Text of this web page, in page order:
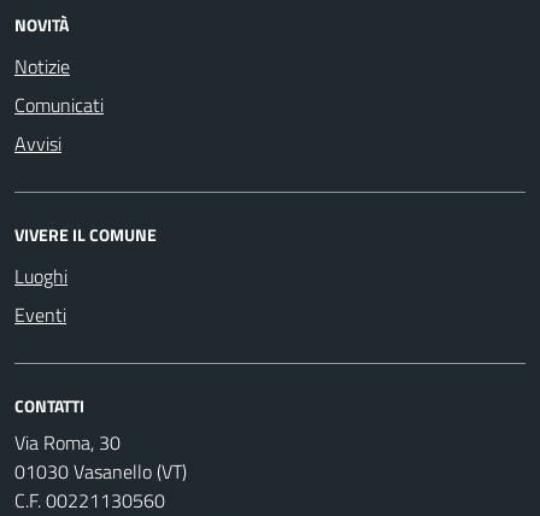
NOVITÀ
Notizie
Comunicati
Avvisi
VIVERE IL COMUNE
Luoghi
Eventi
CONTATTI
Via Roma, 30
01030 Vasanello (VT)
C.F. 00221130560